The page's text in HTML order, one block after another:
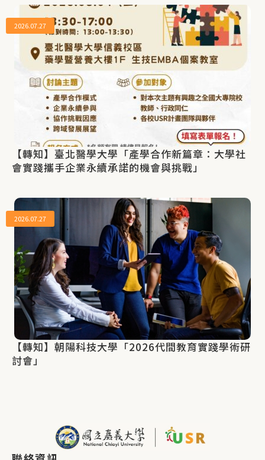
【轉知】臺北醫學大學「產學合作新篇章：大學社
會實踐攜手企業永續承諾的機會與挑戰」
2026.07.27
【轉知】朝陽科技大學「2026代間教育實踐學術研
討會」
2026.07.27